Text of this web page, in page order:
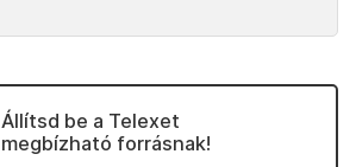
Állítsd be a Telexet
megbízható forrásnak!